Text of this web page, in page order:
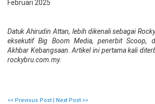
Februari 2025
Datuk Ahirudin Attan, lebih dikenali sebagai
eksekutif Big Boom Media, penerbit Scoop,
Akhbar Kebangsaan. Artikel ini pertama kali
rockybru.com.my.
<< Previous Post | Next Post >>